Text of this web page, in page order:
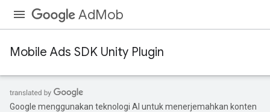
AdMob
Mobile Ads SDK Unity Plugin
Google menggunakan teknologi AI untuk menerjemahkan konten